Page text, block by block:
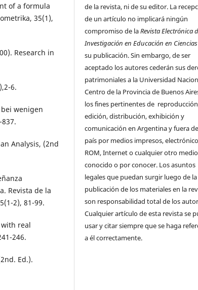
of a formula
35(1),
Research in
6.
wenigen
Analysis, (2nd
Revista de la
2), 81-99.
real
246.
Ed.).
de la revista, ni de su editor. La
de un artículo no implicará ningún
compromiso de laRevista Electrónica
Investigación en Educación en Ciencias
su publicación. Sin embargo, de ser
aceptado los autores cederán sus
patrimoniales a la Universidad
Centro de la Provincia de Buenos
los fines pertinentes de
edición, distribución, exhibición y
comunicación en Argentina y fuera
país por medios impresos,
ROM, Internet o cualquier otro medio
conocido o por conocer. Los asuntos
legales que puedan surgir luego de la
publicación de los materiales en la
son responsabilidad total de los
Cualquier artículo de esta revista se
usar y citar siempre que se haga
a él correctamente.